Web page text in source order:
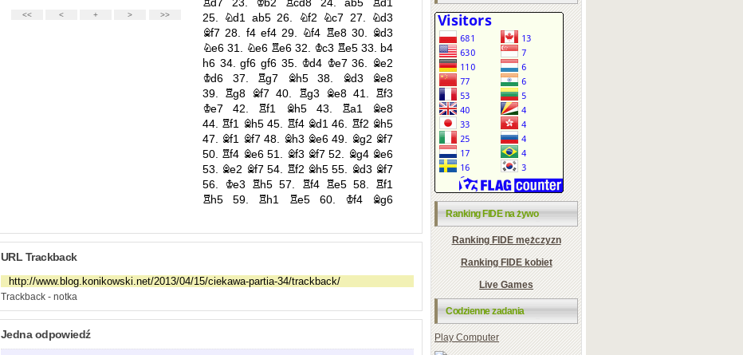
URL Trackback
Trackback - notka
Jedna odpowiedź
Ranking FIDE na żywo
Ranking FIDE mężczyzn
Ranking FIDE kobiet
Live Games
Codzienne zadania
Play Computer